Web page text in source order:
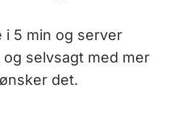
i 5 min og server
selvsagt med mer
det.